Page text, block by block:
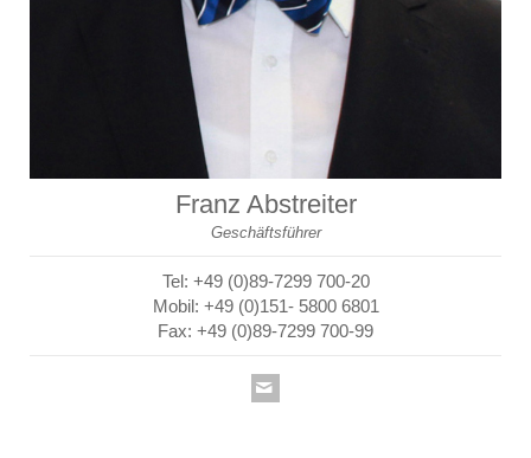
Franz Abstreiter
Geschäftsführer
Tel: +49 (0)89-7299 700-20
Mobil: +49 (0)151- 5800 6801
Fax: +49 (0)89-7299 700-99